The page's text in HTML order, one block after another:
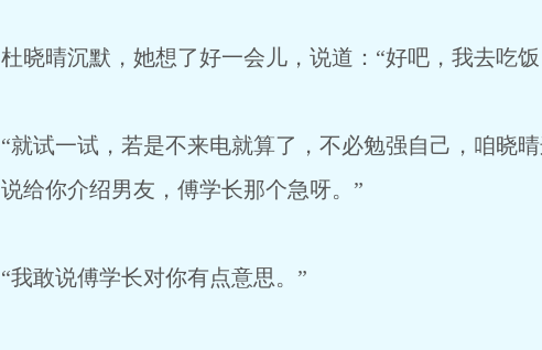
杜晓晴沉默，她想了好一会儿，说道：“好吧，我去吃
“就试一试，若是不来电就算了，不必勉强自己，咱晓
说给你介绍男友，傅学长那个急呀。”
“我敢说傅学长对你有点意思。”